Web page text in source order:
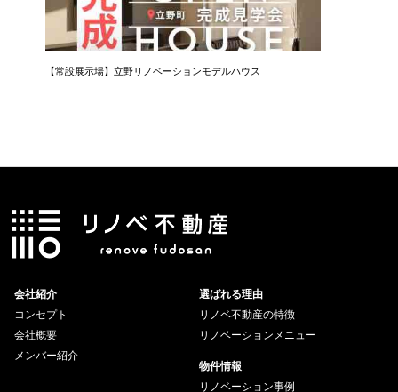
【常設展示場】立野リノベーションモデルハウス
会社紹介
コンセプト
会社概要
メンバー紹介
選ばれる理由
リノベ不動産の特徴
リノベーションメニュー
物件情報
リノベーション事例